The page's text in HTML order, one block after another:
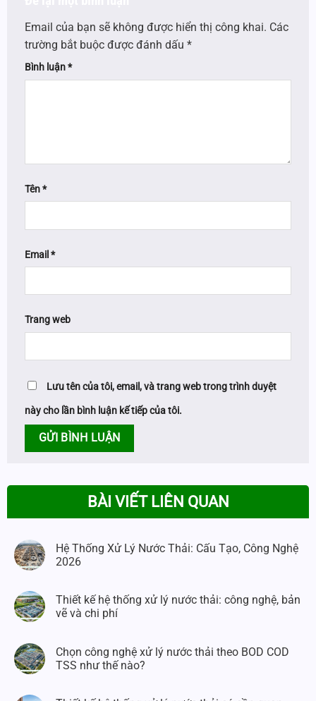
Email của bạn sẽ không được hiển thị công khai. Các
trường bắt buộc được đánh dấu *
Bình luận*
Tên*
Email *
Trang web
Lưu tên của tôi, email, và trang web trong trình duyệt
này cho lần bình luận kế tiếp của tôi.
BÀI VIẾT LIÊN QUAN
Hệ Thống Xử Lý Nước Thải: Cấu Tạo, Công Nghệ
2026
Thiết kế hệ thống xử lý nước thải: công nghệ, bản
vẽ và chi phí
Chọn công nghệ xử lý nước thải theo BOD COD
TSS như thế nào?